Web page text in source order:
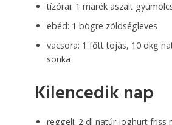
tízórai: 1 marék aszalt
ebéd: 1 bögre zöldségleves
vacsora: 1 főtt tojás, 10 dkg
sonka
Kilencedik nap
reggeli: 2 dl natúr joghurt friss